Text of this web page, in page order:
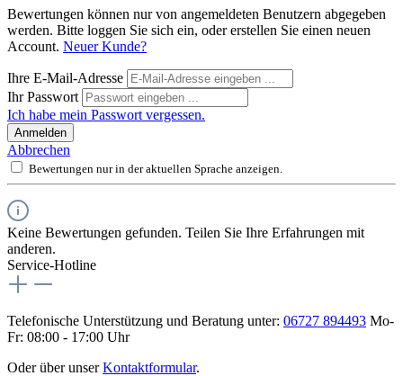
Bewertungen können nur von angemeldeten Benutzern abgegeben
werden. Bitte loggen Sie sich ein, oder erstellen Sie einen neuen
Account. Neuer Kunde?
Ihre E-Mail-Adresse
Ihr Passwort
Ich habe mein Passwort vergessen.
Anmelden
Abbrechen
Bewertungen nur in der aktuellen Sprache anzeigen.
Keine Bewertungen gefunden. Teilen Sie Ihre Erfahrungen mit
anderen.
Service-Hotline
Telefonische Unterstützung und Beratung unter: 06727 894493 Mo-
Fr: 08:00 - 17:00 Uhr
Oder über unserKontaktformular.